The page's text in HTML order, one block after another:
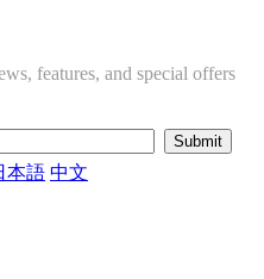
features, and special offers
本語 中文